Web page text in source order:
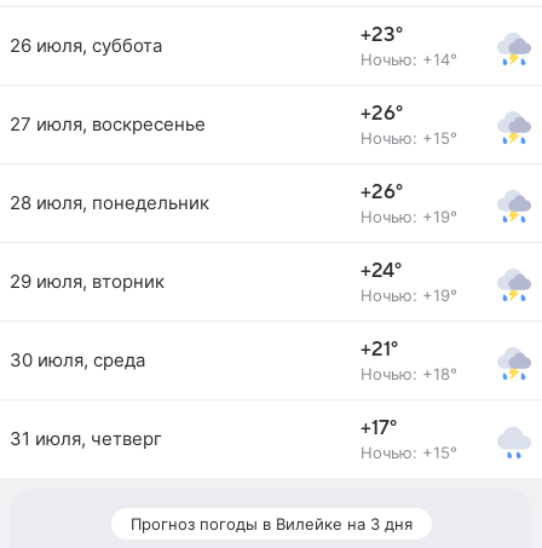
26 июля, суббота +23°
Ночью: +14°
27 июля, воскресенье +26°
Ночью: +15°
28 июля, понедельник +26°
Ночью: +19°
29 июля, вторник +24°
Ночью: +19°
30 июля, среда +21°
Ночью: +18°
31 июля, четверг +17°
Ночью: +15°
Прогноз погоды в Вилейке на 3 дня